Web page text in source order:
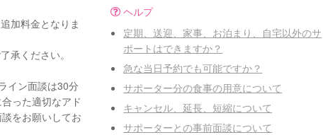
加料金となりま
承ください。
イン面談は30分
った適切なアド
をお願いしてお
ヘルプ
定期、送迎、家事、お泊まり、自宅以外のサ
ポートはできますか？
急な当日予約でも可能ですか？
サポーター分の食事の用意について
キャンセル、延長、短縮について
サポーターとの事前面談について